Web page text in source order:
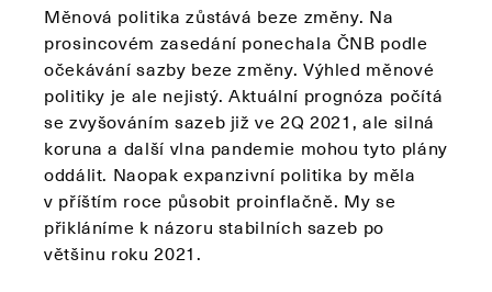
Měnová politika zůstává beze změny. Na
prosincovém zasedání ponechala ČNB podle
očekávání sazby beze změny. Výhled měnové
politiky je ale nejistý. Aktuální prognóza počítá
se zvyšováním sazeb již ve 2Q 2021, ale silná
koruna a další vlna pandemie mohou tyto plány
oddálit. Naopak expanzivní politika by měla
v příštím roce působit proinflačně. My se
přikláníme k názoru stabilních sazeb po
většinu roku 2021.